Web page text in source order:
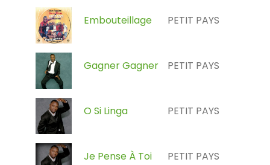
Embouteillage PETIT PAYS
Gagner Gagner PETIT PAYS
O Si Linga PETIT PAYS
Je Pense À Toi PETIT PAYS